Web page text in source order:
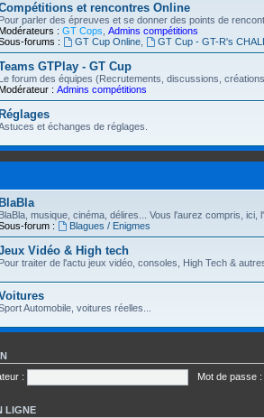
et rencontres Online
Pour parler des épreuves et se donner des points de
Modérateurs : GT Cops Admins compétitions
forums :
GT Cup Online, GT Cup - GT-R's
GTPlay - GT Cup
Le forum des équipes (Recrutements, discussions,
Modérateur : Admins compétitions
Réglages
et échanges de réglages.
BlaBla
BlaBla, musique, cinéma, délires... Vous l'aurez compris, ici,
forum :
Blagues / Enigmes
Vidéo & High tech
Pour traiter de l'actu jeux vidéo, consoles, High Tech &
Automobile, voitures réelles...
:
Mot de passe :
LIGNE